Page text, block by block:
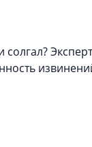
солгал?